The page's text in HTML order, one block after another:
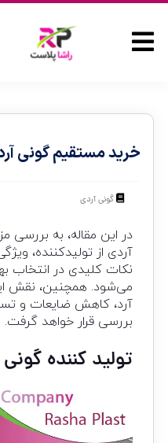
خرید مستقیم گونی
گونی آردی
در این مقاله، به بررسی
آردی از تولیدکننده،
نکات کلیدی در انتخاب
می‌شود. همچنین، نقش
آرد، کاهش ضایعات و
بررسی قرار خواهد گرفت.
تولید کننده